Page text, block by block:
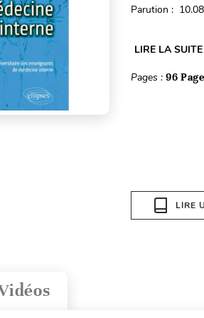
Parution :
LIRE LA SUITE
Pages : 96
LIRE